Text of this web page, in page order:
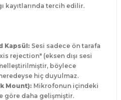
kayıtlarında tercih edilir.
Kapsül: Sesi sadece ön tarafa
rejection" (eksen dışı sesi
böylece
hiç duyulmaz.
Mount): Mikrofonun içindeki
göre daha gelişmiştir.